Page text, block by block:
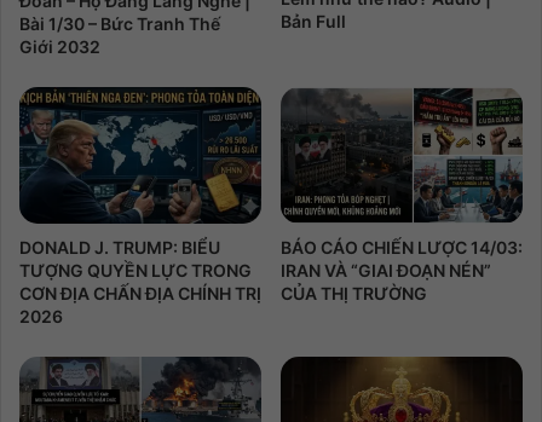
Bài 1/30 – Bức Tranh Thế
Giới 2032
Bản Full
DONALD J. TRUMP: BIỂU
TƯỢNG QUYỀN LỰC TRONG
CƠN ĐỊA CHẤN ĐỊA CHÍNH TRỊ
2026
BÁO CÁO CHIẾN LƯỢC 14/03:
IRAN VÀ “GIAI ĐOẠN NÉN”
CỦA THỊ TRƯỜNG